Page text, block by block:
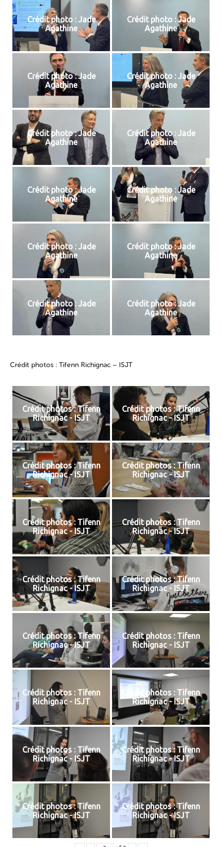
Crédit photo : Jade
Agathine
Crédit photo : Jade
Agathine
Crédit photo : Jade
Agathine
Crédit photo : Jade
Agathine
Crédit photo : Jade
Agathine
Crédit photo : Jade
Agathine
Crédit photo : Jade
Agathine
Crédit photo : Jade
Agathine
Crédit photo : Jade
Agathine
Crédit photo : Jade
Agathine
Crédit photo : Jade
Agathine
Crédit photo : Jade
Agathine
Crédit photos : Tifenn Richignac – ISJT
Crédit photos : Tifenn
Richignac - ISJT
Crédit photos : Tifenn
Richignac - ISJT
Crédit photos : Tifenn
Richignac - ISJT
Crédit photos : Tifenn
Richignac - ISJT
Crédit photos : Tifenn
Richignac - ISJT
Crédit photos : Tifenn
Richignac - ISJT
Crédit photos : Tifenn
Richignac - ISJT
Crédit photos : Tifenn
Richignac - ISJT
Crédit photos : Tifenn
Richignac - ISJT
Crédit photos : Tifenn
Richignac - ISJT
Crédit photos : Tifenn
Richignac - ISJT
Crédit photos : Tifenn
Richignac - ISJT
Crédit photos : Tifenn
Richignac - ISJT
Crédit photos : Tifenn
Richignac - ISJT
Crédit photos : Tifenn
Richignac - ISJT
Crédit photos : Tifenn
Richignac - ISJT